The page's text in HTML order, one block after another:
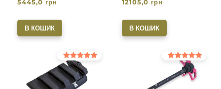
5445,0 грн
В КОШИК
різьба 1/2-28. Вlack
12105,0 грн
В КОШИК
Оцінено в
5.00
з 5
Оцінено в
з 5